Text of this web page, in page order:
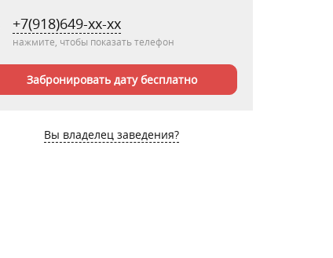
+7(918)649-xx-xx
нажмите, чтобы показать телефон
Забронировать дату бесплатно
Вы владелец заведения?